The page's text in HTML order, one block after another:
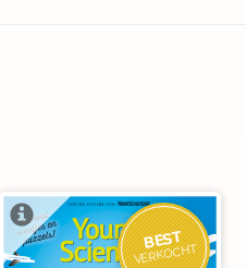
BEST
VERKOCHT